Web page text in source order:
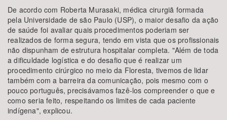
De acordo com Roberta Murasaki, médica cirurgiã formada
pela Universidade de são Paulo (USP), o maior desafio da ação
de saúde foi avaliar quais procedimentos poderiam ser
realizados de forma segura, tendo em vista que os profissionais
não dispunham de estrutura hospitalar completa. "Além de toda
a dificuldade logística e do desafio que é realizar um
procedimento cirúrgico no meio da Floresta, tivemos de lidar
também com a barreira da comunicação, pois mesmo com o
pouco português, precisávamos fazê-los compreender o que e
como seria feito, respeitando os limites de cada paciente
indígena", explicou.